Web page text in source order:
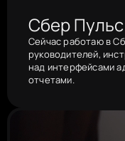
Сбер
Сейчас работаю в
руководителей,
над интерфейсами
отчетами.